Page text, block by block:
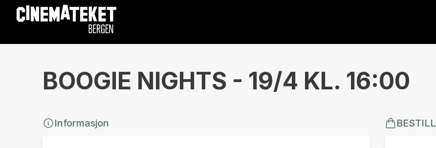
BOOGIE NIGHTS - 19/4 KL. 16:00
Informasjon BESTILL